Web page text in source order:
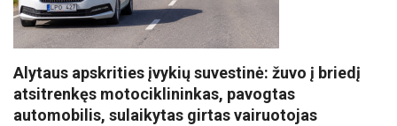
Alytaus apskrities įvykių suvestinė: žuvo į briedį
atsitrenkęs motociklininkas, pavogtas
automobilis, sulaikytas girtas vairuotojas